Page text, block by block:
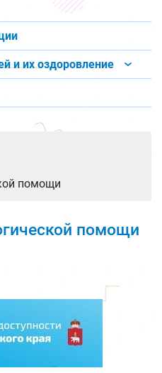
и их оздоровление
помощи
помощи